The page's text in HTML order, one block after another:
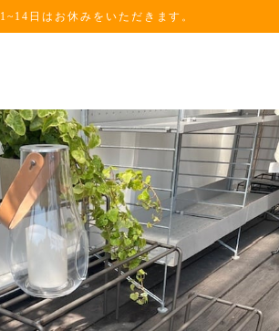
日はお休みをいただきます。